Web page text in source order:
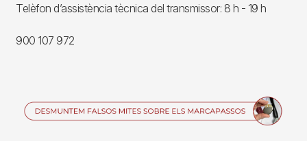
Telèfon d’assistència tècnica del transmissor: 8 h - 19 h
900 107 972
Imagen